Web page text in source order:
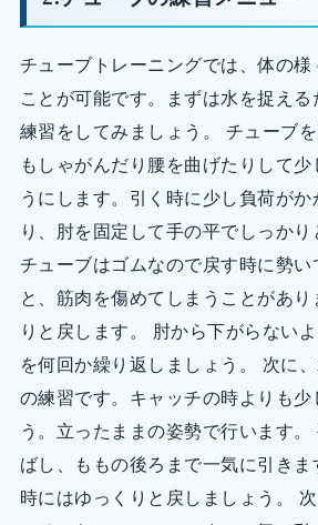
チューブトレーニングでは、体の様
ことが可能です。まずは水を捉え
練習をしてみましょう。 チューブ
もしゃがんだり腰を曲げたりして少
うにします。引く時に少し負荷が
り、肘を固定して手の平でしっかり
チューブはゴムなので戻す時に勢い
と、筋肉を傷めてしまうことがあり
りと戻します。 肘から下がらない
を何回か繰り返しましょう。 次に
の練習です。キャッチの時よりも少
う。立ったままの姿勢で行います
ばし、ももの後ろまで一気に引きま
時にはゆっくりと戻しましょう。